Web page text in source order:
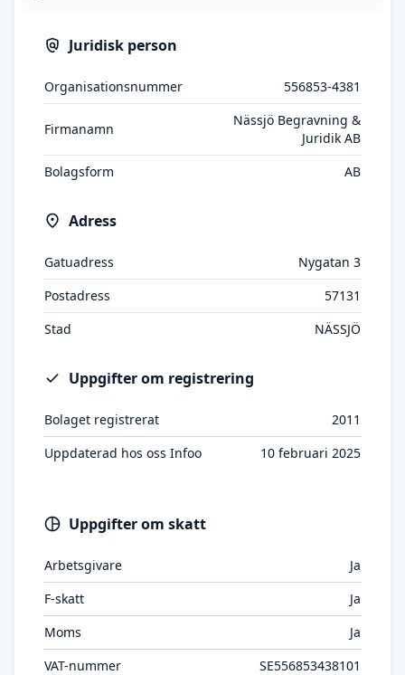
Juridisk person
Organisationsnummer 556853-4381
Firmanamn
Nässjö Begravning &
Juridik AB
Bolagsform
AB
Adress
Gatuadress
Nygatan 3
Postadress
57131
Stad
NÄSSJÖ
Uppgifter om registrering
Bolaget registrerat
2011
Uppdaterad hos oss Infoo
10 februari 2025
Uppgifter om skatt
Arbetsgivare
Ja
F-skatt
Ja
Moms
Ja
VAT-nummer
SE556853438101